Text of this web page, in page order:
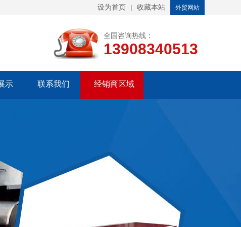
外贸网站
收藏本站
设为首页
全国咨询热线：
13908340513
示 联系我们 经销商区域